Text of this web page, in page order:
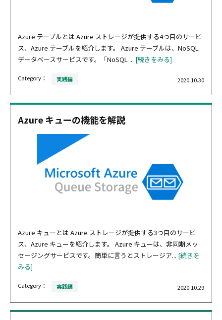
Azure テーブルとは Azure ストレージが提供する4つ目のサービ
ス、Azure テーブルを紹介します。 Azure テーブルは、NoSQL
データベースサービスです。「NoSQL ... [続きをみる]
Category： 実践編 2020.10.30
Azure キューの機能を解説
Azure キューとは Azure ストレージが提供する3つ目のサービ
ス、Azure キューを紹介します。 Azure キューは、非同期メッ
セージングサービスです。簡単に言うとストレージア... [続きを
みる]
Category： 実践編 2020.10.29